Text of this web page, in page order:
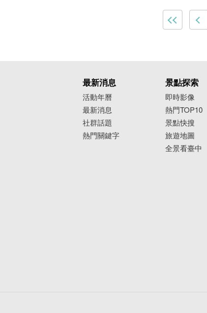
最新消息
活動年曆
最新消息
社群話題
熱門關鍵字
景點探索
即時影像
熱門TOP10
景點快搜
旅遊地圖
全景看臺中